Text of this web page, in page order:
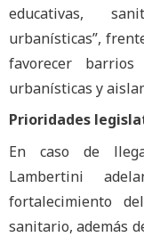
educativas,
urbanísticas”,
favorecer barrios
urbanísticas y
Prioridades
En caso de
Lambertini
fortalecimiento
sanitario, además